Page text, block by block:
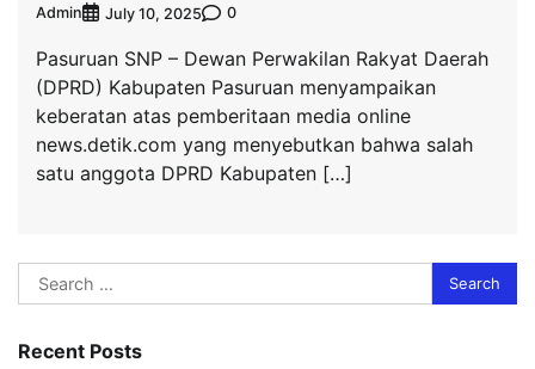
Admin July 10, 2025 0
Pasuruan SNP – Dewan Perwakilan Rakyat Daerah
(DPRD) Kabupaten Pasuruan menyampaikan
keberatan atas pemberitaan media online
news.detik.com yang menyebutkan bahwa salah
satu anggota DPRD Kabupaten […]
Search
for:
Recent Posts